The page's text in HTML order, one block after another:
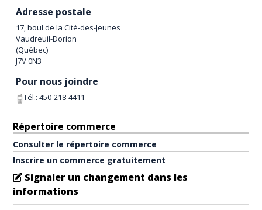
Adresse postale
17, boul de la Cité-des-Jeunes
Vaudreuil-Dorion
(Québec)
J7V 0N3
Pour nous joindre
Tél.:450-218-4411
Répertoire commerce
Consulter le répertoire commerce
Inscrire un commerce gratuitement
Signaler un changement dans les
informations